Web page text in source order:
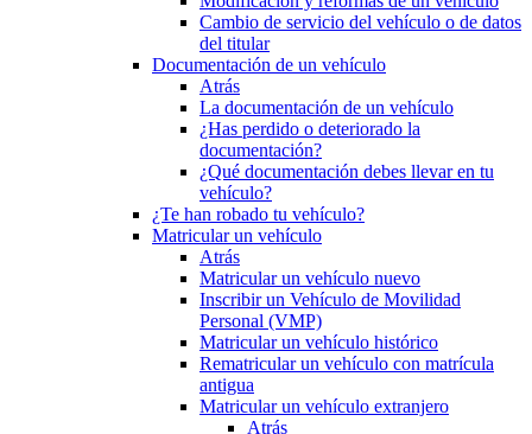
Cambio de servicio del vehículo o de datos
del titular
Documentación de un vehículo
Atrás
La documentación de un vehículo
¿Has perdido o deteriorado la
documentación?
¿Qué documentación debes llevar en tu
vehículo?
¿Te han robado tu vehículo?
Matricular un vehículo
Atrás
Matricular un vehículo nuevo
Inscribir un Vehículo de Movilidad
Personal (VMP)
Matricular un vehículo histórico
Rematricular un vehículo con matrícula
antigua
Matricular un vehículo extranjero
Atrás